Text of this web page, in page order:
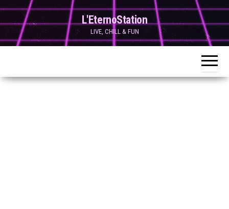
Skip
to
content
L'EternoStation
LIVE, CHILL & FUN